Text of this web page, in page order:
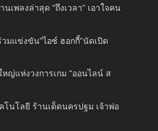
นเพลงล่าสุด “ถึงเวลา” เอาใจคน
มแข่งขัน”ไอซ์ ฮอกกี้”นัดเปิด
ญ่แห่งวงการเกม “ออนไลน์ ส
โนโลยี ร้านเด็ดนครปฐม เจ้าพ่อ